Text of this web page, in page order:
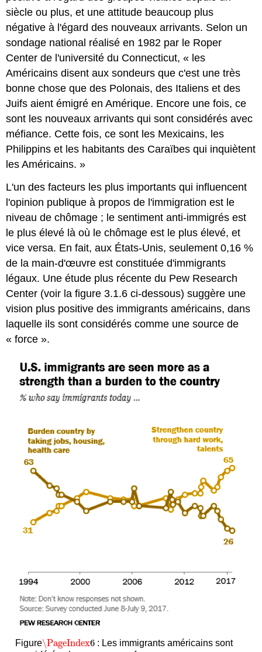
siècle ou plus, et une attitude beaucoup plus
négative à l'égard des nouveaux arrivants. Selon un
sondage national réalisé en 1982 par le Roper
Center de l'université du Connecticut, « les
Américains disent aux sondeurs que c'est une très
bonne chose que des Polonais, des Italiens et des
Juifs aient émigré en Amérique. Encore une fois, ce
sont les nouveaux arrivants qui sont considérés avec
méfiance. Cette fois, ce sont les Mexicains, les
Philippins et les habitants des Caraïbes qui inquiètent
les Américains. »
L'un des facteurs les plus importants qui influencent
l'opinion publique à propos de l'immigration est le
niveau de chômage ; le sentiment anti-immigrés est
le plus élevé là où le chômage est le plus élevé, et
vice versa. En fait, aux États-Unis, seulement 0,16 %
de la main-d'œuvre est constituée d'immigrants
légaux. Une étude plus récente du Pew Research
Center (voir la figure 3.1.6 ci-dessous) suggère une
vision plus positive des immigrants américains, dans
laquelle ils sont considérés comme une source de
« force ».
Figure\PageIndex6
\PageIndex6 : Les immigrants américains sont